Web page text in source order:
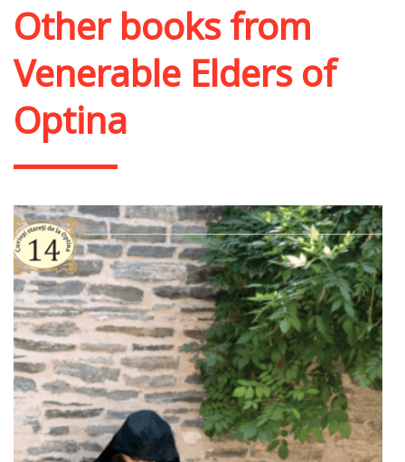
Other books from
Venerable Elders of
Optina